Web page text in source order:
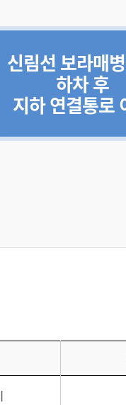
신림선 보라매
하차 후
지하 연결통로